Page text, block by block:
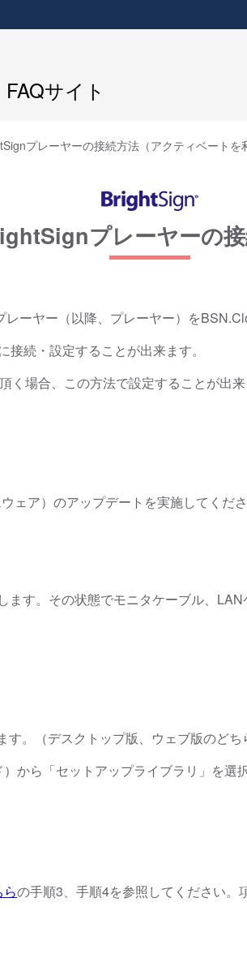
サイト
プレーヤーの接続方法（アクティベートを
プレーヤーの接
ーヤー（以降、プレーヤー）を
続・設定することが出来ます。
場合、この方法で設定することが出来
ア）のアップデートを実施してくださ
す。その状態でモニタケーブル、
。（デスクトップ版、ウェブ版のどち
から「セットアップライブラリ」を選
らの手順3、手順4を参照してください。